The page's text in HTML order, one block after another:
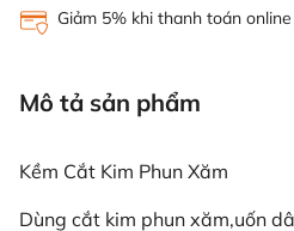
Giảm 5% khi thanh toán online
Mô tả sản phẩm
Kềm Cắt Kim Phun Xăm
Dùng cắt kim phun xăm,uốn